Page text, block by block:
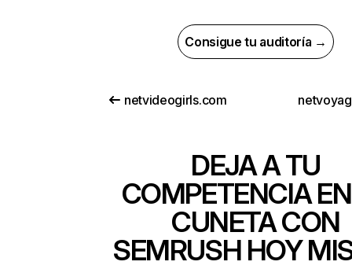
Consigue tu auditoría →
netvideogirls.com
DEJA A TU
COMPETENCIA
CUNETA CON
SEMRUSH HOY